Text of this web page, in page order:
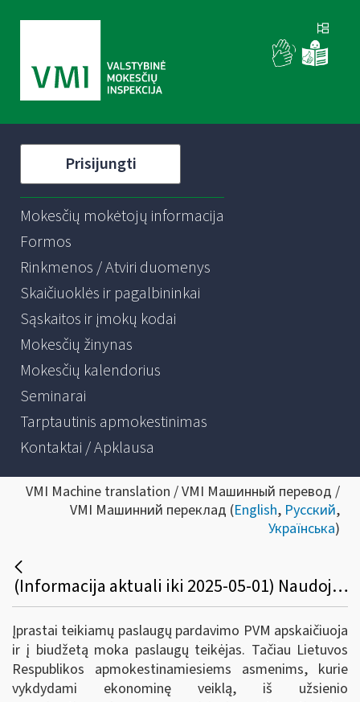
Prisijungti
Mokesčių mokėtojų informacija
Formos
Rinkmenos / Atviri duomenys
Skaičiuoklės ir pagalbininkai
Sąskaitos ir įmokų kodai
Mokesčių žinynas
Mokesčių kalendorius
Seminarai
Tarptautinis apmokestinimas
Kontaktai / Apklausa
VMI Machine translation / VMI Машинный перевод /
VMI Машинний переклад (English, Русский,
Українська)
(Informacija aktuali iki 2025-05-01) Naudojuosi Bolt, Booking, Airbnb, Facebook, Google ir panašių platformų teikiamomis automatizuotomis elektroninėmis paslaugomis
Įprastai teikiamų paslaugų pardavimo PVM apskaičiuoja
ir į biudžetą moka paslaugų teikėjas. Tačiau Lietuvos
Respublikos apmokestinamiesiems asmenims, kurie
vykdydami ekonominę veiklą, iš užsienio